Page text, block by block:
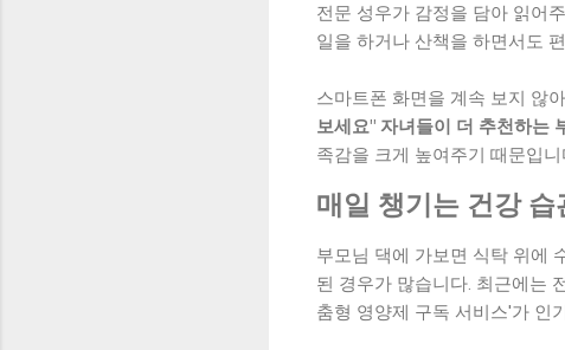
전문 성우가 감정을 담아 읽어
일을 하거나 산책을 하면서도
스마트폰 화면을 계속 보지 않
보세요" 자녀들이 더 추천하는
족감을 크게 높여주기 때문입니
매일 챙기는 건강
부모님 댁에 가보면 식탁 위에
된 경우가 많습니다. 최근에는
춤형 영양제 구독 서비스'가 인